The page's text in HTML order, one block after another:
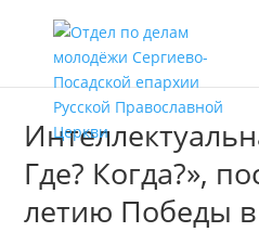
Где? Когда?»,
летию Победы